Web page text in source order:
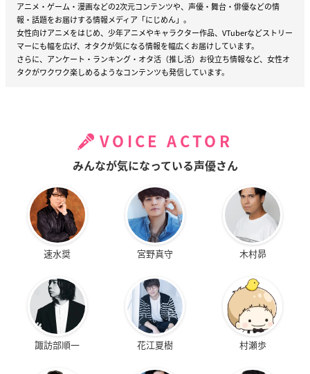
アニメ・ゲーム・漫画などの2次元コンテンツや、声優・舞台・俳優などの情
報・話題をお届けする情報メディア「にじめん」。
女性向けアニメをはじめ、少年アニメやキャラクター作品、VTuberなどストリー
マーにも幅を広げ、オタクが気になる情報を幅広くお届けしています。
さらに、アンケート・ランキング・オタ活（推し活）お役立ち情報など、女性オ
タクがワクワク楽しめるようなコンテンツも発信しています。
VOICE ACTOR
みんなが気になっている声優さん
速水奨 宮野真守 木村昴
諏訪部順一 花江夏樹 村瀬歩